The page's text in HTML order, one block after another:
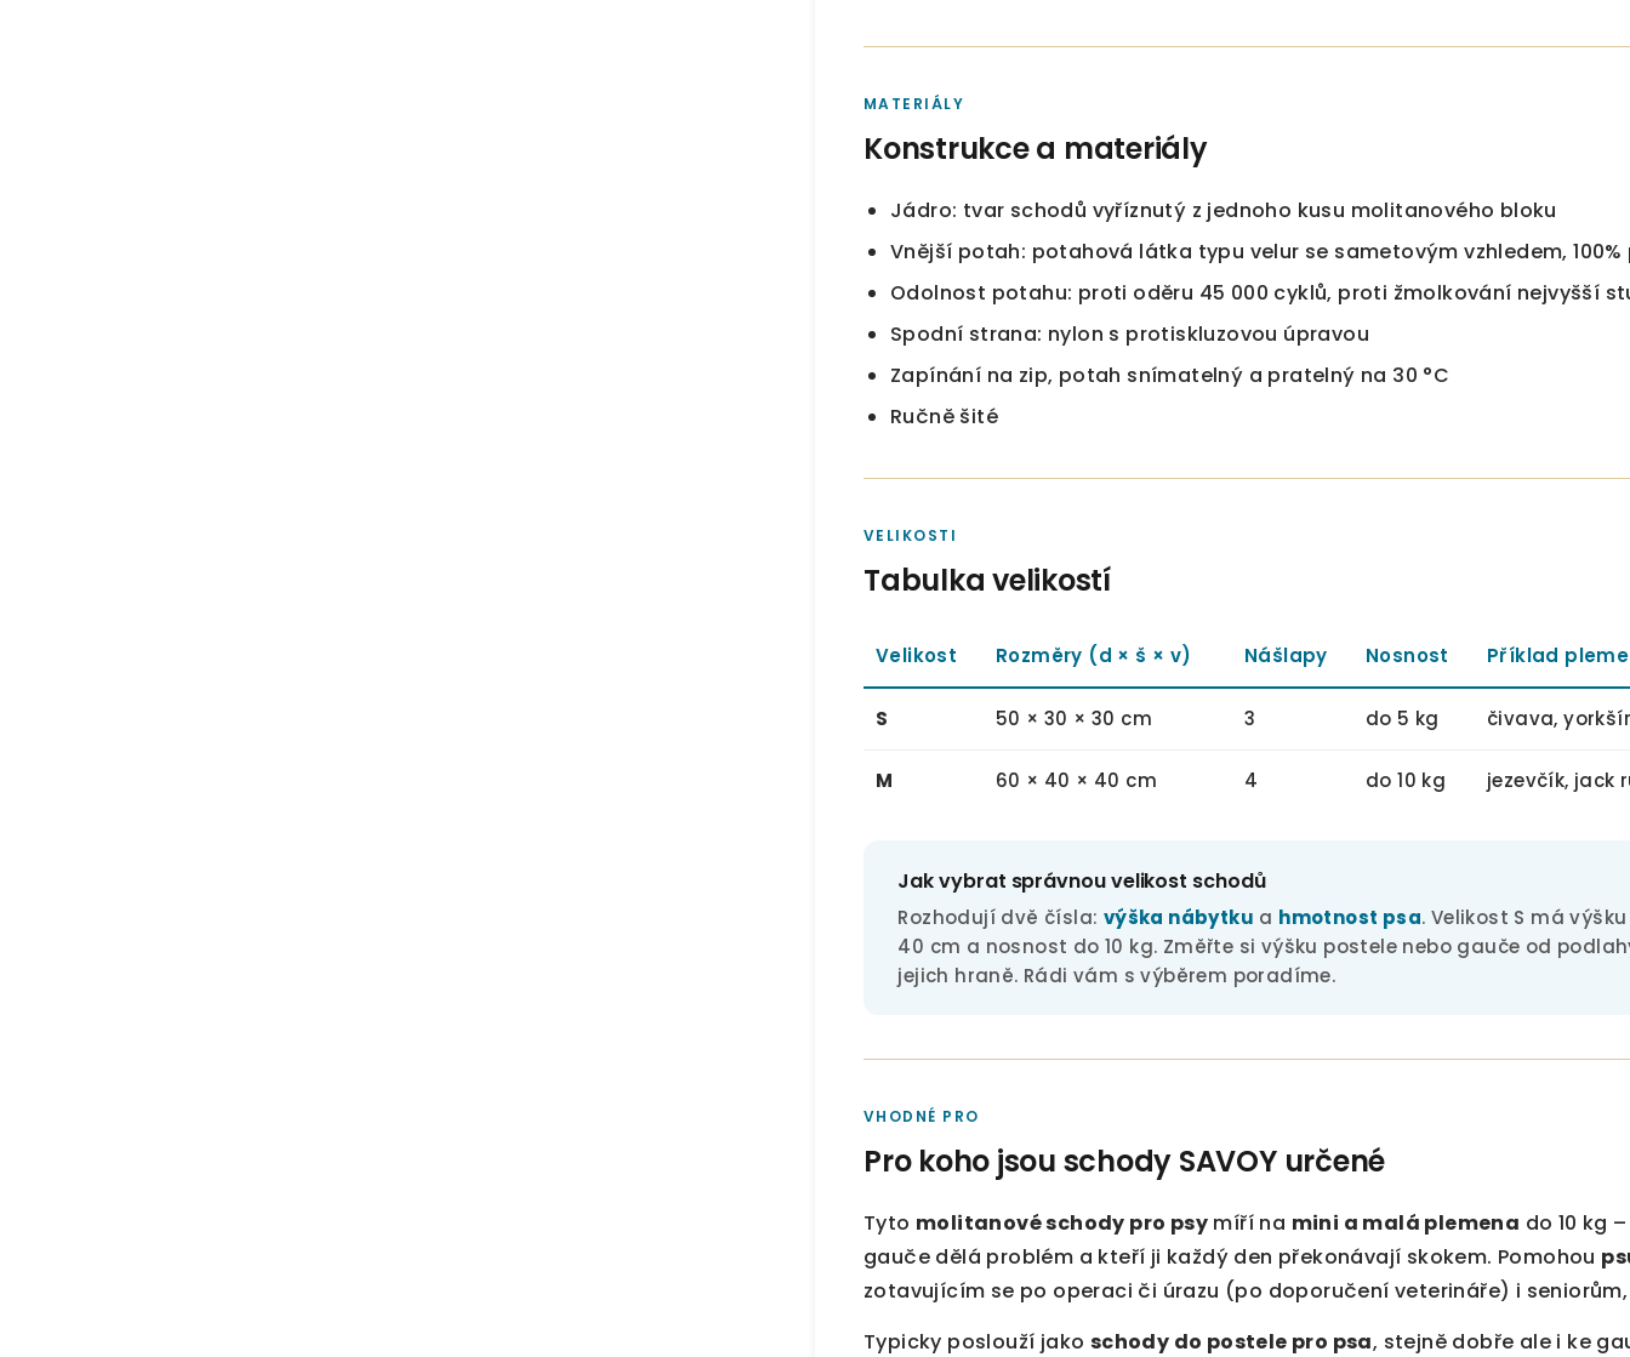
MATERIÁLY
Konstrukce a materiály
Jádro: tvar schodů vyříznutý z jednoho kusu molitanového bloku
Vnější potah: potahová látka typu velur se sametovým vzhledem,
Odolnost potahu: proti oděru 45 000 cyklů, proti žmolkování nejvyšší
Spodní strana: nylon s protiskluzovou úpravou
Zapínání na zip, potah snímatelný a pratelný na 30 °C
Ručně šité
VELIKOSTI
Tabulka velikostí
Velikost Rozměry (d × š × v) Nášlapy Nosnost Příklad
S 50 × 30 × 30 cm 3 do 5 kg čivava,
M 60 × 40 × 40 cm 4 do 10 kg jezevčík, jack
Jak vybrat správnou velikost schodů
Rozhodují dvě čísla: výška nábytku a hmotnost psa. Velikost S má
40 cm a nosnost do 10 kg. Změřte si výšku postele nebo gauče od
jejich hraně. Rádi vám s výběrem poradíme.
VHODNÉ PRO
Pro koho jsou schody SAVOY určené
Tyto molitanové schody pro psy míří na mini a malá plemena do 10 kg
gauče dělá problém a kteří ji každý den překonávají skokem. Pomohou
zotavujícím se po operaci či úrazu (po doporučení veterináře) i
Typicky poslouží jako schody do postele pro psa, stejně dobře ale i ke